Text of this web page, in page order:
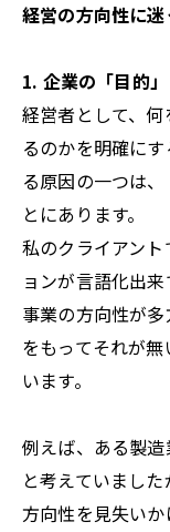
経営の方向性に
1. 企業の「目的
経営者として、
るのかを明確に
る原因の一つは
とにあります。
私のクライアン
ョンが言語化出
事業の方向性が
をもってそれが
います。
例えば、ある製造
と考えていまし
方向性を見失い